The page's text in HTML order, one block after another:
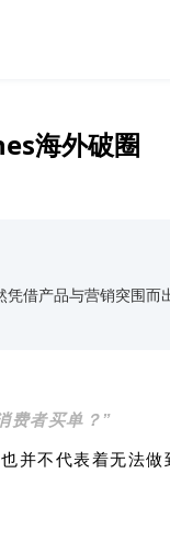
海外破圈
借产品与营销突围而
费者买单？”
并不代表着无法做